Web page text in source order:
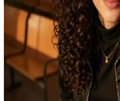
Katti Moretti
Katti Moretti, la mediadora emocional